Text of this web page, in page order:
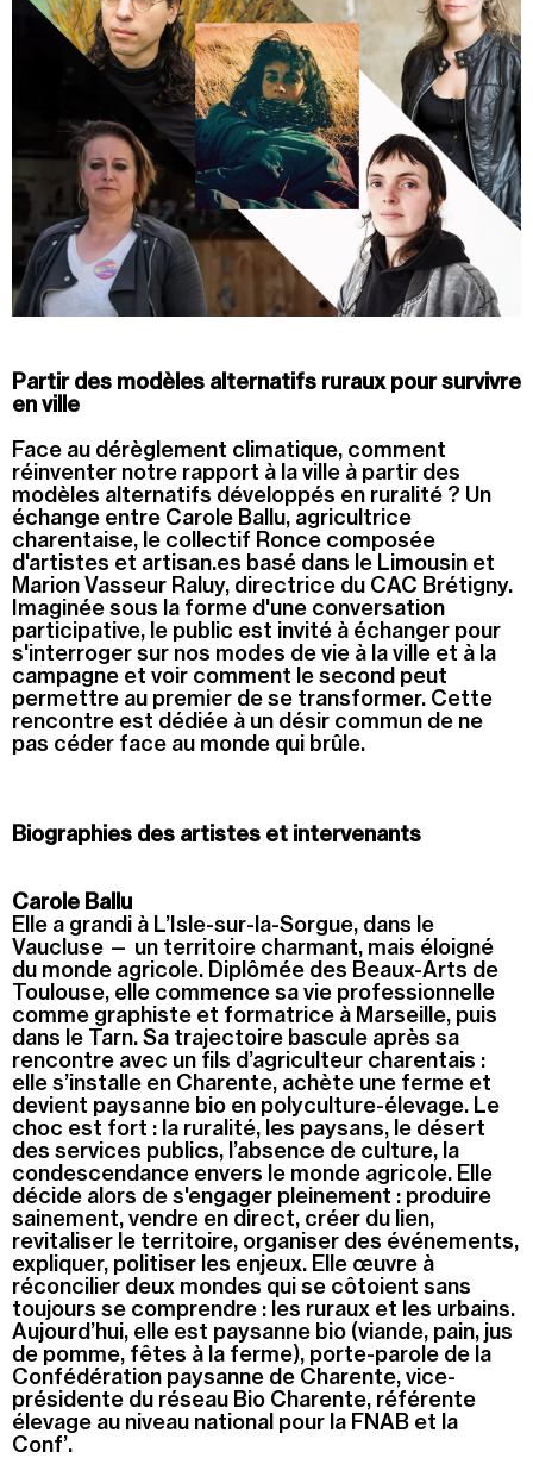
Pollen
Cool Kids Space
Trevor Yeung, "Jardin des neuf soleils"
Blackground : murmures des mornes
Alexandra Bircken, SomaSemaSoma
Summer Capc
15h00-16h00
Mercredi 05 août
14h30- 15h30
Visite ludique "Jardin des neufs soleils". Pour les 4
- 6 ans
16h30-17h30
Visite ludique "Jardin des neufs soleils". Pour les
20 mois - 3 ans
Samedi 08 août
15h00-16h00
Visite "Jardin des neuf soleils" de Trevor Yeung
19h00-22h30
19h30 -20h30
Visite contemplative "Mettez-vous au vert"
Voir tous les événements
Partir des modèles alternatifs ruraux pour survivre
en ville
Face au dérèglement climatique, comment
réinventer notre rapport à la ville à partir des
modèles alternatifs développés en ruralité ? Un
échange entre Carole Ballu, agricultrice
charentaise, le collectif Ronce composée
d'artistes et artisan.es basé dans le Limousin et
Marion Vasseur Raluy, directrice du CAC Brétigny.
Imaginée sous la forme d'une conversation
participative, le public est invité à échanger pour
s'interroger sur nos modes de vie à la ville et à la
campagne et voir comment le second peut
permettre au premier de se transformer. Cette
rencontre est dédiée à un désir commun de ne
pas céder face au monde qui brûle.
Biographies des artistes et intervenants
Carole Ballu
Elle a grandi à L’Isle-sur-la-Sorgue, dans le
Vaucluse — un territoire charmant, mais éloigné
du monde agricole. Diplômée des Beaux-Arts de
Toulouse, elle commence sa vie professionnelle
comme graphiste et formatrice à Marseille, puis
dans le Tarn.Sa trajectoire bascule après sa
rencontre avec un fils d’agriculteur charentais :
elle s’installe en Charente, achète une ferme et
devient paysanne bio en polyculture-élevage. Le
choc est fort : la ruralité, les paysans, le désert
des services publics, l’absence de culture, la
condescendance envers le monde agricole. Elle
décide alors de s'engager pleinement : produire
sainement, vendre en direct, créer du lien,
revitaliser le territoire, organiser des événements,
expliquer, politiser les enjeux. Elle œuvre à
réconcilier deux mondes qui se côtoient sans
toujours se comprendre : les ruraux et les urbains.
Aujourd’hui, elle est paysanne bio (viande, pain, jus
de pomme, fêtes à la ferme), porte-parole de la
Confédération paysanne de Charente, vice-
présidente du réseau Bio Charente, référente
élevage au niveau national pour la FNAB et la
Conf’.